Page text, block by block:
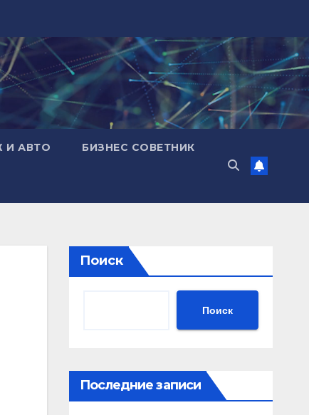
И АВТО БИЗНЕС СОВЕТНИК
Поиск
Поиск
Последние записи